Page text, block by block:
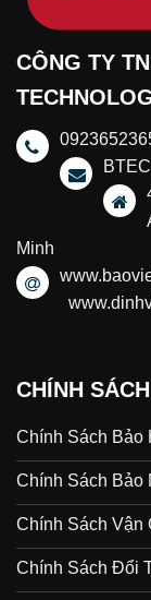
CÔNG TY
Minh
CHÍNH
Chính Sách Bảo
Chính Sách Bảo
Chính Sách Vận
Chính Sách Đổi